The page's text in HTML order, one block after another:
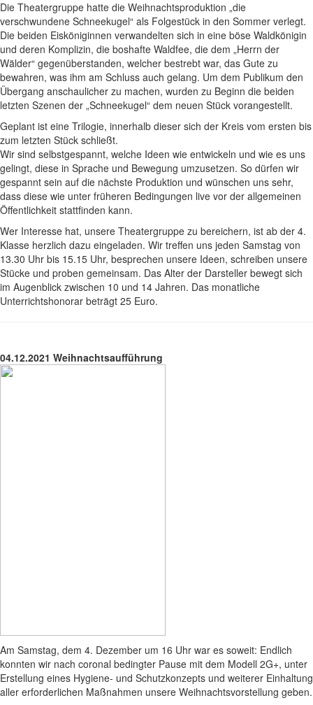
Die Theatergruppe hatte die Weihnachtsproduktion „die
verschwundene Schneekugel“ als Folgestück in den Sommer verlegt.
Die beiden Eisköniginnen verwandelten sich in eine böse Waldkönigin
und deren Komplizin, die boshafte Waldfee, die dem „Herrn der
Wälder“ gegenüberstanden, welcher bestrebt war, das Gute zu
bewahren, was ihm am Schluss auch gelang. Um dem Publikum den
Übergang anschaulicher zu machen, wurden zu Beginn die beiden
letzten Szenen der „Schneekugel“ dem neuen Stück vorangestellt.
Geplant ist eine Trilogie, innerhalb dieser sich der Kreis vom ersten bis
zum letzten Stück schließt.
Wir sind selbstgespannt, welche Ideen wie entwickeln und wie es uns
gelingt, diese in Sprache und Bewegung umzusetzen. So dürfen wir
gespannt sein auf die nächste Produktion und wünschen uns sehr,
dass diese wie unter früheren Bedingungen live vor der allgemeinen
Öffentlichkeit stattfinden kann.
Wer Interesse hat, unsere Theatergruppe zu bereichern, ist ab der 4.
Klasse herzlich dazu eingeladen. Wir treffen uns jeden Samstag von
13.30 Uhr bis 15.15 Uhr, besprechen unsere Ideen, schreiben unsere
Stücke und proben gemeinsam. Das Alter der Darsteller bewegt sich
im Augenblick zwischen 10 und 14 Jahren. Das monatliche
Unterrichtshonorar beträgt 25 Euro.
04.12.2021 Weihnachtsaufführung
Am Samstag, dem 4. Dezember um 16 Uhr war es soweit: Endlich
konnten wir nach coronal bedingter Pause mit dem Modell 2G+, unter
Erstellung eines Hygiene- und Schutzkonzepts und weiterer Einhaltung
aller erforderlichen Maßnahmen unsere Weihnachtsvorstellung geben.